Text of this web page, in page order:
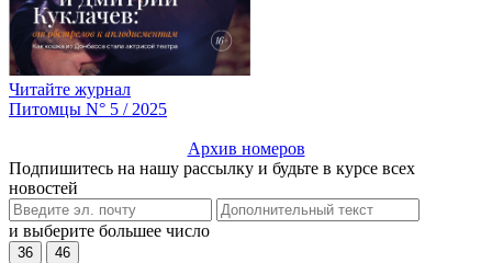
Читайте журнал
Питомцы N° 5 / 2025
Архив номеров
Подпишитесь на нашу рассылку и будьте в курсе всех
новостей
и выберите большее число
36 46